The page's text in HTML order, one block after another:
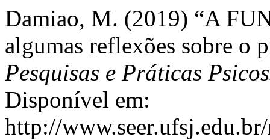
Damiao, M. (2019) “A
algumas reflexões sobre o
Pesquisas e Práticas
Disponível em:
http://